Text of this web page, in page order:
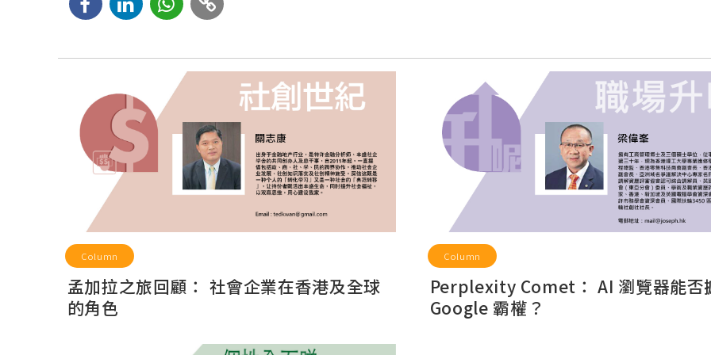
Column
孟加拉之旅回顧： 社會企業在香港及全球
的角色
Column
Perplexity Comet： AI 瀏覽器能否
Google 霸權？